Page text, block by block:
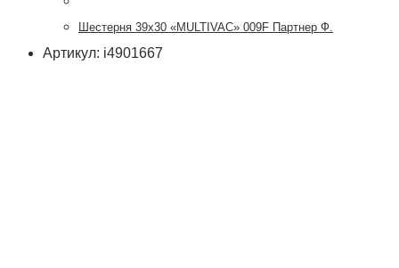
Шестерня 39х30 «MULTIVAC» 009F Партнер Ф.
Артикул: i4901667